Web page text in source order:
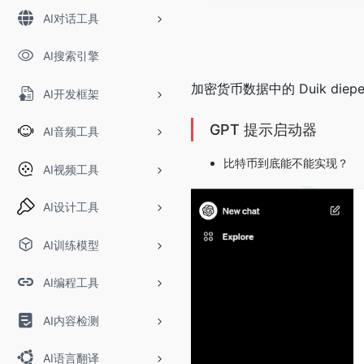
AI对话工具
AI搜索引擎
AI开发框架
AI音频工具
AI视频工具
AI设计工具
AI训练模型
AI编程工具
AI内容检测
AI语言翻译
加密货币数据中的 Duik
GPT 提示启动器
比特币到底能不能实现？